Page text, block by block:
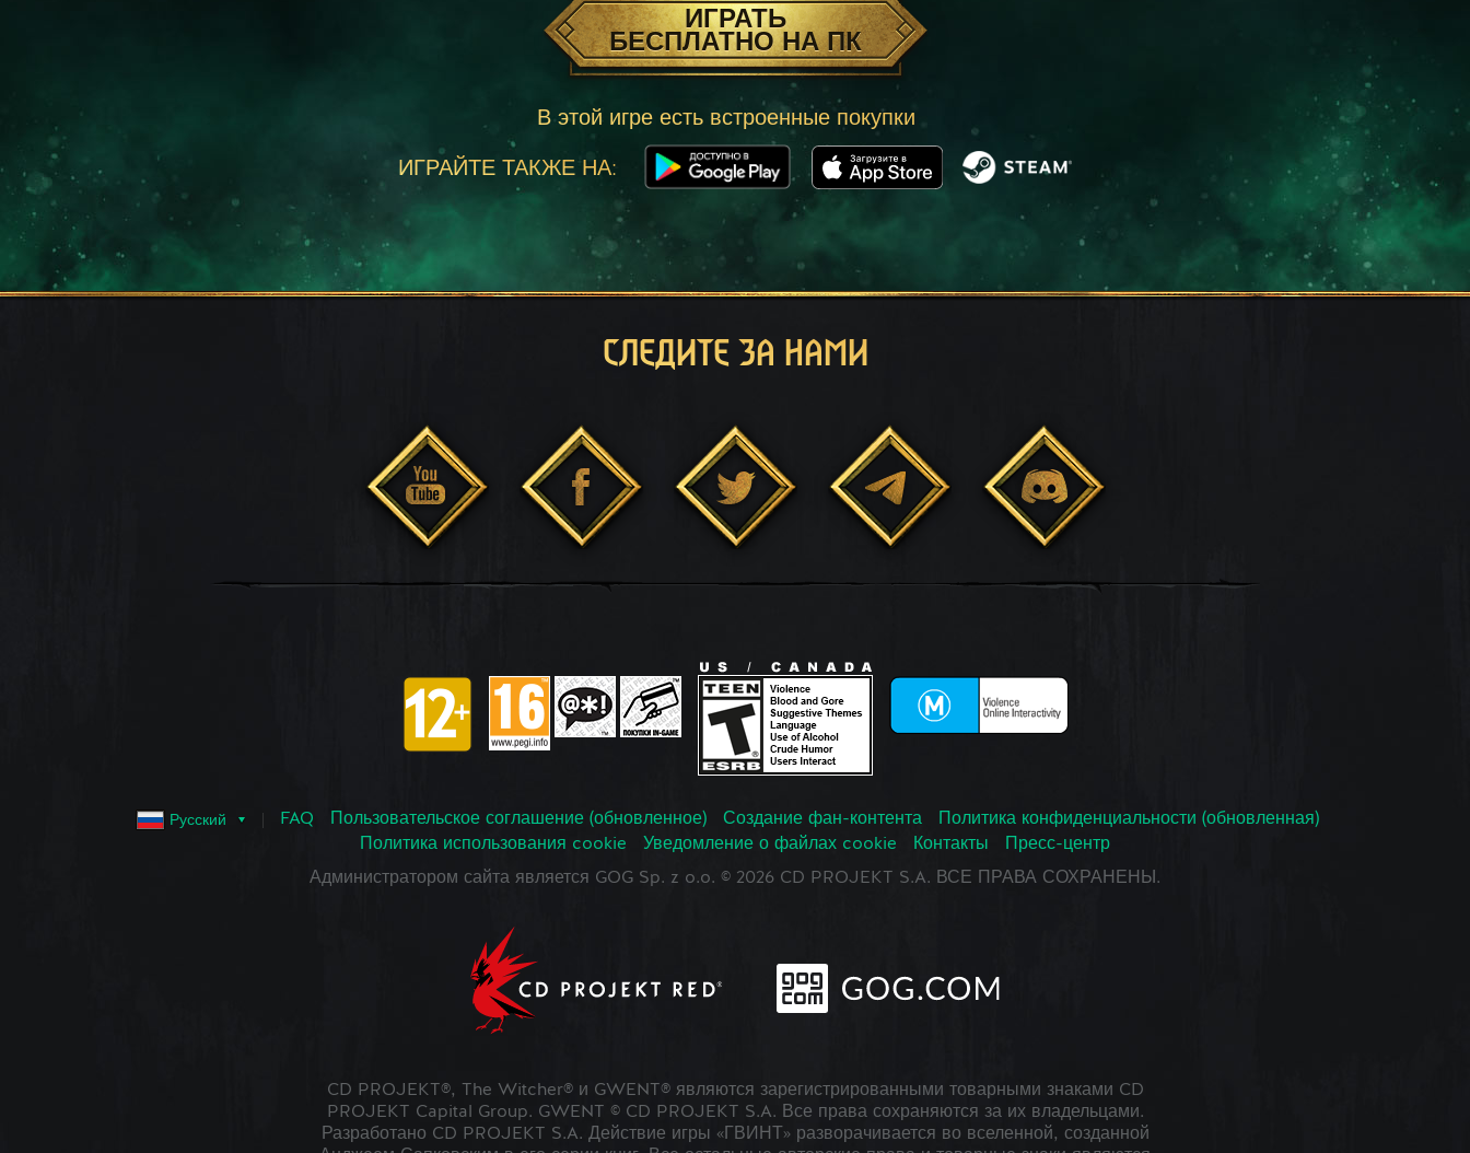
ИГРАТЬ
БЕСПЛАТНО НА ПК
В этой игре есть встроенные покупки
ИГРАЙТЕ ТАКЖЕ НА:
СЛЕДИТЕ ЗА НАМИ
Русский FAQ Пользовательское соглашение (обновленное) Создание фан-контента
Политика конфиденциальности (обновленная)
Политика использования cookie
Уведомление о файлах cookie Контакты
Пресс-центр
Администратором сайта является GOG Sp. z o.o. © 2026 CD PROJEKT S.A. ВСЕ ПРАВА СОХРАНЕНЫ.
CD PROJEKT®, The Witcher® и GWENT® являются зарегистрированными товарными знаками CD
PROJEKT Capital Group. GWENT © CD PROJEKT S.A. Все права сохраняются за их владельцами.
Разработано CD PROJEKT S.A. Действие игры «ГВИНТ» разворачивается во вселенной, созданной